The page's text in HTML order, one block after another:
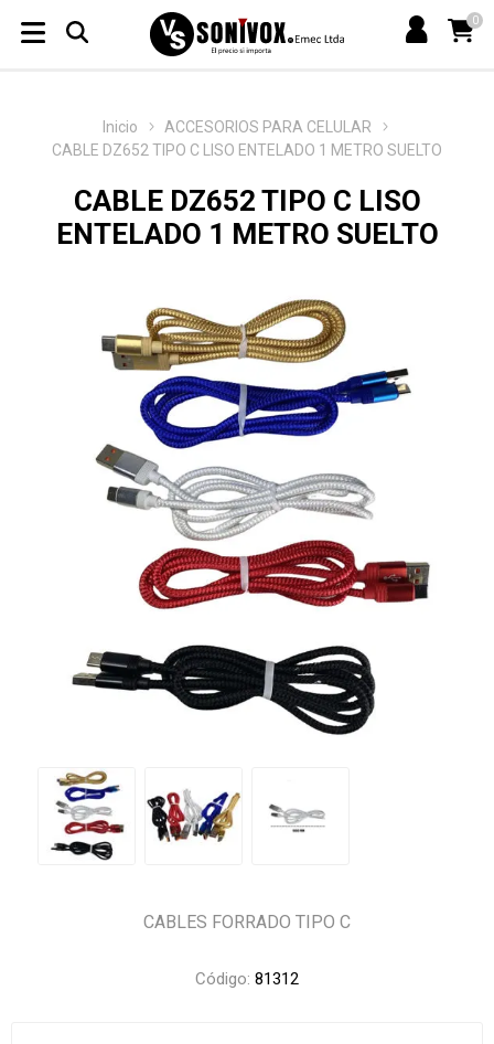
0
Inicio
ACCESORIOS PARA CELULAR
CABLE DZ652 TIPO C LISO ENTELADO 1 METRO SUELTO
CABLE DZ652 TIPO C LISO
ENTELADO 1 METRO SUELTO
CABLES FORRADO TIPO C
Código: 81312